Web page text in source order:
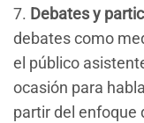
7. Debates y
debates como
el público
ocasión para
partir del enfoque